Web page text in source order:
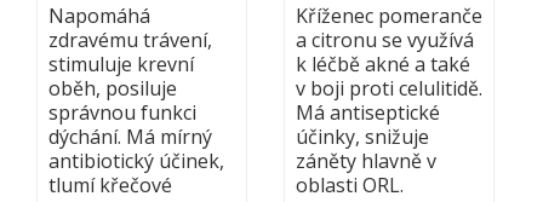
Napomáhá
zdravému trávení,
stimuluje krevní
oběh, posiluje
správnou funkci
dýchání. Má mírný
antibiotický účinek,
tlumí křečové
Kříženec pomeranče
a citronu se využívá
k léčbě akné a také
v boji proti celulitidě.
Má antiseptické
účinky, snižuje
záněty hlavně v
oblasti ORL.